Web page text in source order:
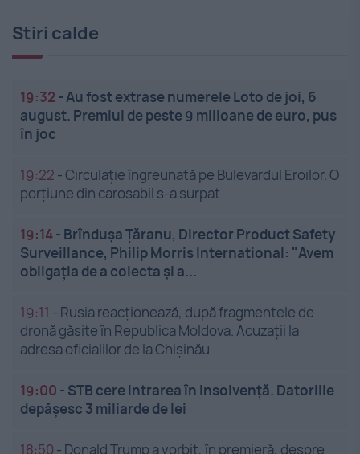
Stiri calde
19:32 - Au fost extrase numerele Loto de joi, 6
august. Premiul de peste 9 milioane de euro, pus
în joc
19:22 -Circulație îngreunată pe Bulevardul Eroilor. O
porțiune din carosabil s-a surpat
19:14- Brîndușa Țăranu, Director Product Safety
Surveillance, Philip Morris International: "Avem
obligația de a colecta și a...
19:11 - Rusia reacționează, după fragmentele de
dronă găsite în Republica Moldova. Acuzații la
adresa oficialilor de la Chișinău
19:00 - STB cere intrarea în insolvență. Datoriile
depășesc 3 miliarde de lei
18:50 - Donald Trump a vorbit, în premieră, despre